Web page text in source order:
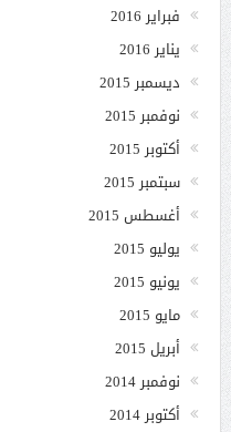
فبراير 2016
يناير 2016
ديسمبر 2015
نوفمبر 2015
أكتوبر 2015
سبتمبر 2015
أغسطس 2015
يوليو 2015
يونيو 2015
مايو 2015
أبريل 2015
نوفمبر 2014
أكتوبر 2014